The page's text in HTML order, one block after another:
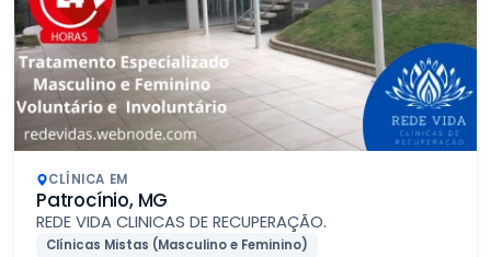
CLÍNICA EM
Patrocínio, MG
REDE VIDA CLINICAS DE RECUPERAÇÃO.
Clínicas Mistas (Masculino e Feminino)